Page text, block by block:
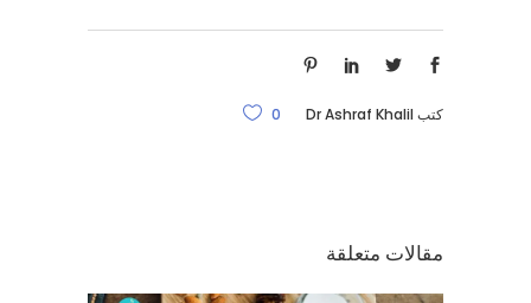
كتب Dr Ashraf Khalil
0
مقالات متعلقة